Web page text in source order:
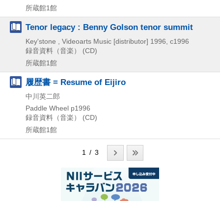
所蔵館1館
Tenor legacy : Benny Golson tenor summit
Key'stone , Videoarts Music [distributor] 1996, c1996
録音資料（音楽） (CD)
所蔵館1館
履歴書 = Resume of Eijiro
中川英二郎
Paddle Wheel p1996
録音資料（音楽） (CD)
所蔵館1館
1 / 3